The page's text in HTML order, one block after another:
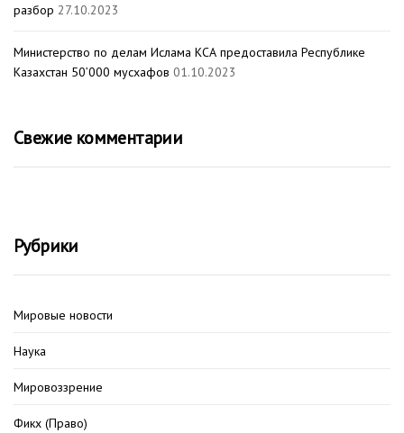
разбор 27.10.2023
Министерство по делам Ислама КСА предоставила Республике
Казахстан 50’000 мусхафов 01.10.2023
Свежие комментарии
Рубрики
Мировые новости
Наука
Мировоззрение
Фикх (Право)